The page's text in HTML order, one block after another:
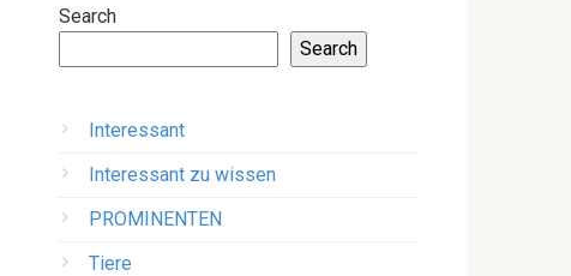
Search
Search
Interessant
Interessant zu wissen
PROMINENTEN
Tiere